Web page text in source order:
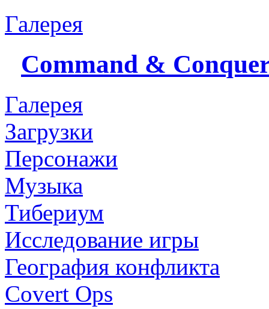
Галерея
Command &
Галерея
Загрузки
Персонажи
Музыка
Тибериум
Исследование игры
География конфликта
Covert Ops